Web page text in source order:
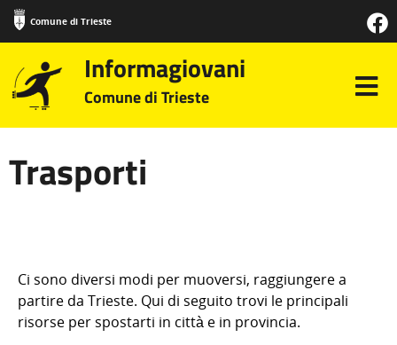
Comune di Trieste
Informagiovani
Comune di Trieste
Trasporti
Ci sono diversi modi per muoversi, raggiungere a
partire da Trieste. Qui di seguito trovi le principali
risorse per spostarti in città e in provincia.